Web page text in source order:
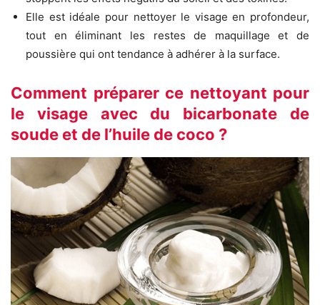
Elle est idéale pour nettoyer le visage en profondeur,
tout en éliminant les restes de maquillage et de
poussière qui ont tendance à adhérer à la surface.
Comment préparer ce nettoyant pour
le visage avec du bicarbonate de
soude et de l’huile de coco ?